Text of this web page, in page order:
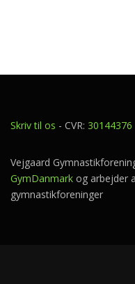
Skriv til os - CVR: 30144376
Vejgaard
GymDanmark og arbejder
gymnastikforeninger